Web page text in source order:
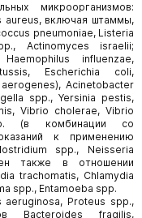
микроорганизмов:
aureus, включая штаммы,
pneumoniae, Listeria
Actinomyces israelii;
Haemophilus influenzae,
Escherichia coli,
Acinetobacter
spp., Yersinia pestis,
Vibrio cholerae, Vibrio
(в комбинации со
к применению
spp., Neisseria
также в отношении
trachomatis, Chlamydia
spp., Entamoeba spp.
aeruginosa, Proteus spp.,
Bacteroides fragilis,